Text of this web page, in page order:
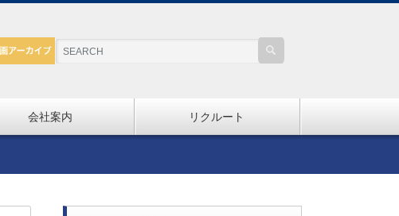
会社案内 リクルート